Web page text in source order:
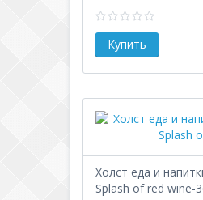
Холст еда и
Splash of red wine-